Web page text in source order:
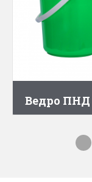
Ведро ПНД